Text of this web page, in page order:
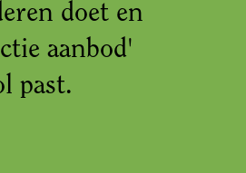
doet en
aanbod'
past.